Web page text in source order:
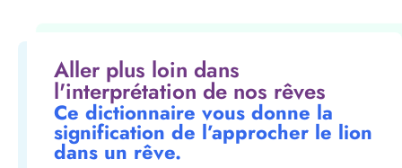
Aller plus loin dans
l'interprétation de nos rêves
Ce dictionnaire vous donne la
signification de l’approcher le lion
dans un rêve.